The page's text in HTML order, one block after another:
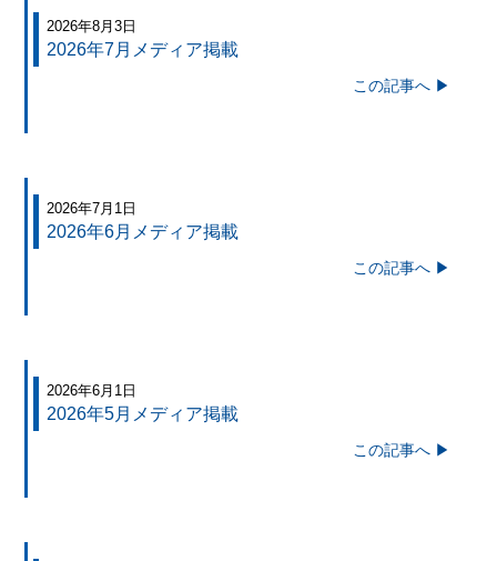
2026年8月3日
2026年7月メディア掲載
この記事へ ▶
2026年7月1日
2026年6月メディア掲載
この記事へ ▶
2026年6月1日
2026年5月メディア掲載
この記事へ ▶